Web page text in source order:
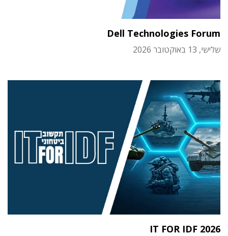
Dell Technologies Forum
שלישי, 13 באוקטובר 2026
IT FOR IDF 2026